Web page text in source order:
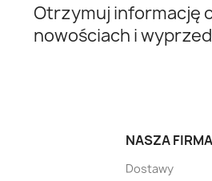
Otrzymuj informację
nowościach i
NASZA FIRMA
Dostawy